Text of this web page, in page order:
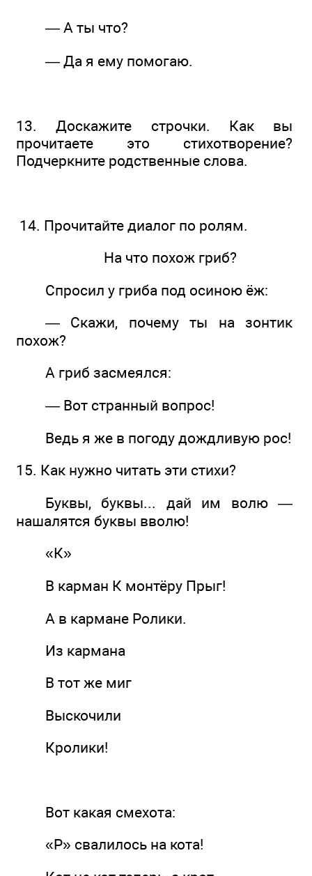
— А ты что?
— Да я ему помогаю.
13. Доскажите строчки. Как вы
прочитаете это стихотворение?
Подчеркните родственные слова.
14. Прочитайте диалог по ролям.
На что похож гриб?
Спросил у гриба под осиною ёж:
— Скажи, почему ты на зонтик
похож?
А гриб засмеялся:
— Вот странный вопрос!
Ведь я же в погоду дождливую рос!
15. Как нужно читать эти стихи?
Буквы, буквы... дай им волю —
нашалятся буквы вволю!
«К»
В карман К монтёру Прыг!
А в кармане Ролики.
Из кармана
В тот же миг
Выскочили
Кролики!
Вот какая смехота:
«Р» свалилось на кота!